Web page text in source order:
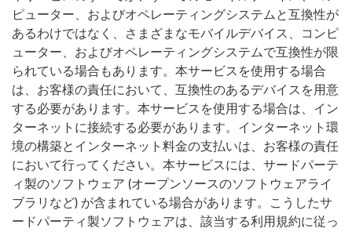
ピューター、およびオペレーティングシステムと互換性が
あるわけではなく、さまざまなモバイルデバイス、コンピ
ューター、およびオペレーティングシステムで互換性が限
られている場合もあります。本サービスを使用する場合
は、お客様の責任において、互換性のあるデバイスを用意
する必要があります。本サービスを使用する場合は、イン
ターネットに接続する必要があります。インターネット環
境の構築とインターネット料金の支払いは、お客様の責任
において行ってください。本サービスには、サードパーテ
ィ製のソフトウェア (オープンソースのソフトウェアライ
ブラリなど) が含まれている場合があります。こうしたサ
ードパーティ製ソフトウェアは、該当する利用規約に従っ